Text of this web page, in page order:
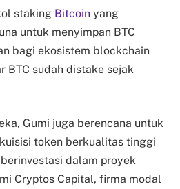
staking Bitcoin yang
untuk menyimpan BTC
bagi ekosistem blockchain
BTC sudah distake sejak
Gumi juga berencana untuk
token berkualitas tinggi
dalam proyek
Cryptos Capital, firma modal